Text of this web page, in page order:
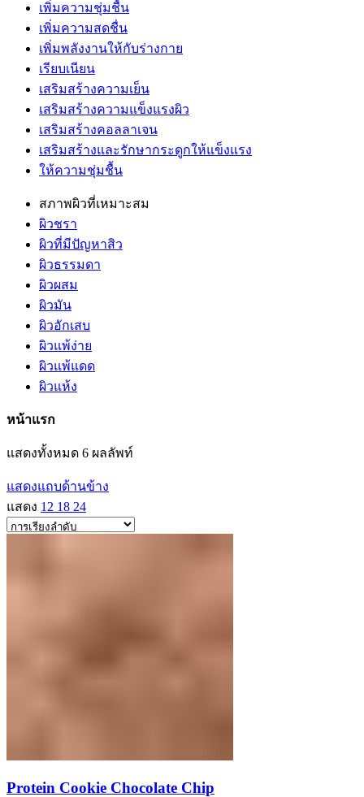
เพิ่มความชุ่มชื้น
เพิ่มความสดชื่น
เพิ่มพลังงานให้กับร่างกาย
เรียบเนียน
เสริมสร้างความเย็น
เสริมสร้างความแข็งแรงผิว
เสริมสร้างคอลลาเจน
เสริมสร้างและรักษากระดูกให้แข็งแรง
ให้ความชุ่มชื้น
สภาพผิวที่เหมาะสม
ผิวชรา
ผิวที่มีปัญหาสิว
ผิวธรรมดา
ผิวผสม
ผิวมัน
ผิวอักเสบ
ผิวแพ้ง่าย
ผิวแพ้แดด
ผิวแห้ง
หน้าแรก
แสดงทั้งหมด 6 ผลลัพท์
แสดงแถบด้านข้าง
แสดง 12 18 24
Protein Cookie Chocolate Chip